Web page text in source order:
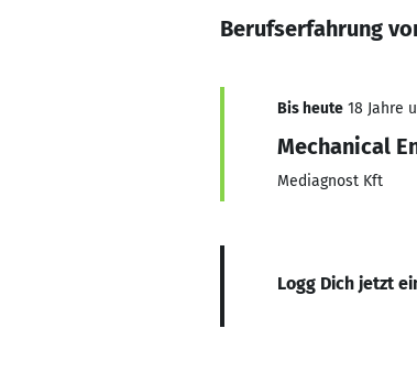
Berufserfahrung
Bis heute 18 Jahre
Mechanical
Mediagnost Kft
Logg Dich jetzt